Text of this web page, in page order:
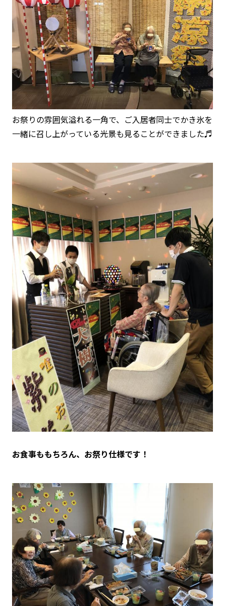
お祭りの雰囲気溢れる一角で、ご入居者同士でかき氷を
一緒に召し上がっている光景も見ることができました♬
お食事ももちろん、お祭り仕様です！